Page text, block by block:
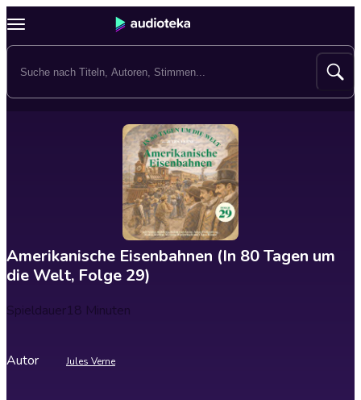
Amerikanische Eisenbahnen (In 80 Tagen um
die Welt, Folge 29)
Spieldauer18 Minuten
Autor Jules Verne